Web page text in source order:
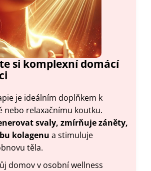
si komplexní domácí
je ideálním doplňkem k
nebo relaxačnímu koutku.
svaly, zmírňuje záněty,
kolagenu a stimuluje
těla.
domov v osobní wellness